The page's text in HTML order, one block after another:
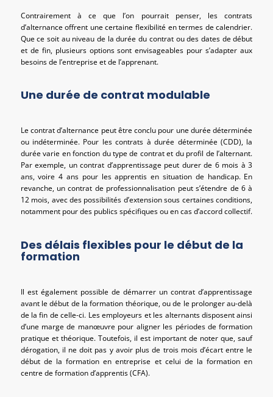
Contrairement à ce que l’on pourrait penser, les contrats
d’alternance offrent une certaine flexibilité en termes de calendrier.
Que ce soit au niveau de la durée du contrat ou des dates de début
et de fin, plusieurs options sont envisageables pour s’adapter aux
besoins de l’entreprise et de l’apprenant.
Une durée de contrat modulable
Le contrat d’alternance peut être conclu pour une durée déterminée
ou indéterminée. Pour les contrats à durée déterminée (CDD), la
durée varie en fonction du type de contrat et du profil de l’alternant.
Par exemple, un contrat d’apprentissage peut durer de 6 mois à 3
ans, voire 4 ans pour les apprentis en situation de handicap. En
revanche, un contrat de professionnalisation peut s’étendre de 6 à
12 mois, avec des possibilités d’extension sous certaines conditions,
notamment pour des publics spécifiques ou en cas d’accord collectif.
Des délais flexibles pour le début de la
formation
Il est également possible de démarrer un contrat d’apprentissage
avant le début de la formation théorique, ou de le prolonger au-delà
de la fin de celle-ci. Les employeurs et les alternants disposent ainsi
d’une marge de manœuvre pour aligner les périodes de formation
pratique et théorique. Toutefois, il est important de noter que, sauf
dérogation, il ne doit pas y avoir plus de trois mois d’écart entre le
début de la formation en entreprise et celui de la formation en
centre de formation d’apprentis (CFA).